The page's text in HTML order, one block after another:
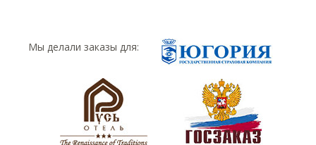
Мы делали заказы для: